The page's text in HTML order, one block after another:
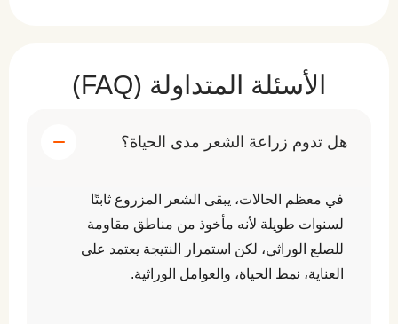
الأسئلة المتداولة (FAQ)
هل تدوم زراعة الشعر مدى الحياة؟
في معظم الحالات، يبقى الشعر المزروع ثابتًا
لسنوات طويلة لأنه مأخوذ من مناطق مقاومة
للصلع الوراثي، لكن استمرار النتيجة يعتمد على
العناية، نمط الحياة، والعوامل الوراثية.